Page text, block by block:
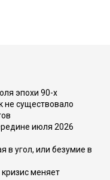
эпохи 90-х
не существовало
июля 2026
в угол, или безумие в
кризис меняет